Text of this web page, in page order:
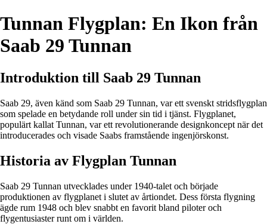
Tunnan Flygplan: En Ikon från
Saab 29 Tunnan
Introduktion till Saab 29 Tunnan
Saab 29, även känd som Saab 29 Tunnan, var ett svenskt stridsflygplan
som spelade en betydande roll under sin tid i tjänst. Flygplanet,
populärt kallat Tunnan, var ett revolutionerande designkoncept när det
introducerades och visade Saabs framstående ingenjörskonst.
Historia av Flygplan Tunnan
Saab 29 Tunnan utvecklades under 1940-talet och började
produktionen av flygplanet i slutet av årtiondet. Dess första flygning
ägde rum 1948 och blev snabbt en favorit bland piloter och
flygentusiaster runt om i världen.